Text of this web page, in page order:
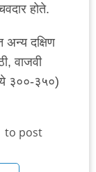
होते.
अन्य दक्षिण
वाजवी
३००-३५०)
to post